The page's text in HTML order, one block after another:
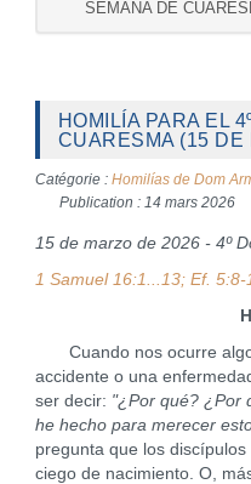
SEMANA DE
HOMILÍA PARA EL
CUARESMA (15 DE
Catégorie : Homilías de Dom
Publication : 14 mars 2026
15 de marzo de 2026 - 4º
1 Samuel 16:1...13; Ef.
Cuando nos ocurre algo
accidente o una
ser decir: "¿Por qué? ¿Por
he hecho para merecer
pregunta que los
ciego de nacimiento. O,